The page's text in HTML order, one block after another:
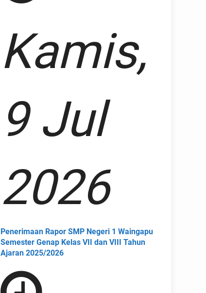
Kamis,
9 Jul
2026
Penerimaan Rapor SMP Negeri 1 Waingapu
Semester Genap Kelas VII dan VIII Tahun
Ajaran 2025/2026